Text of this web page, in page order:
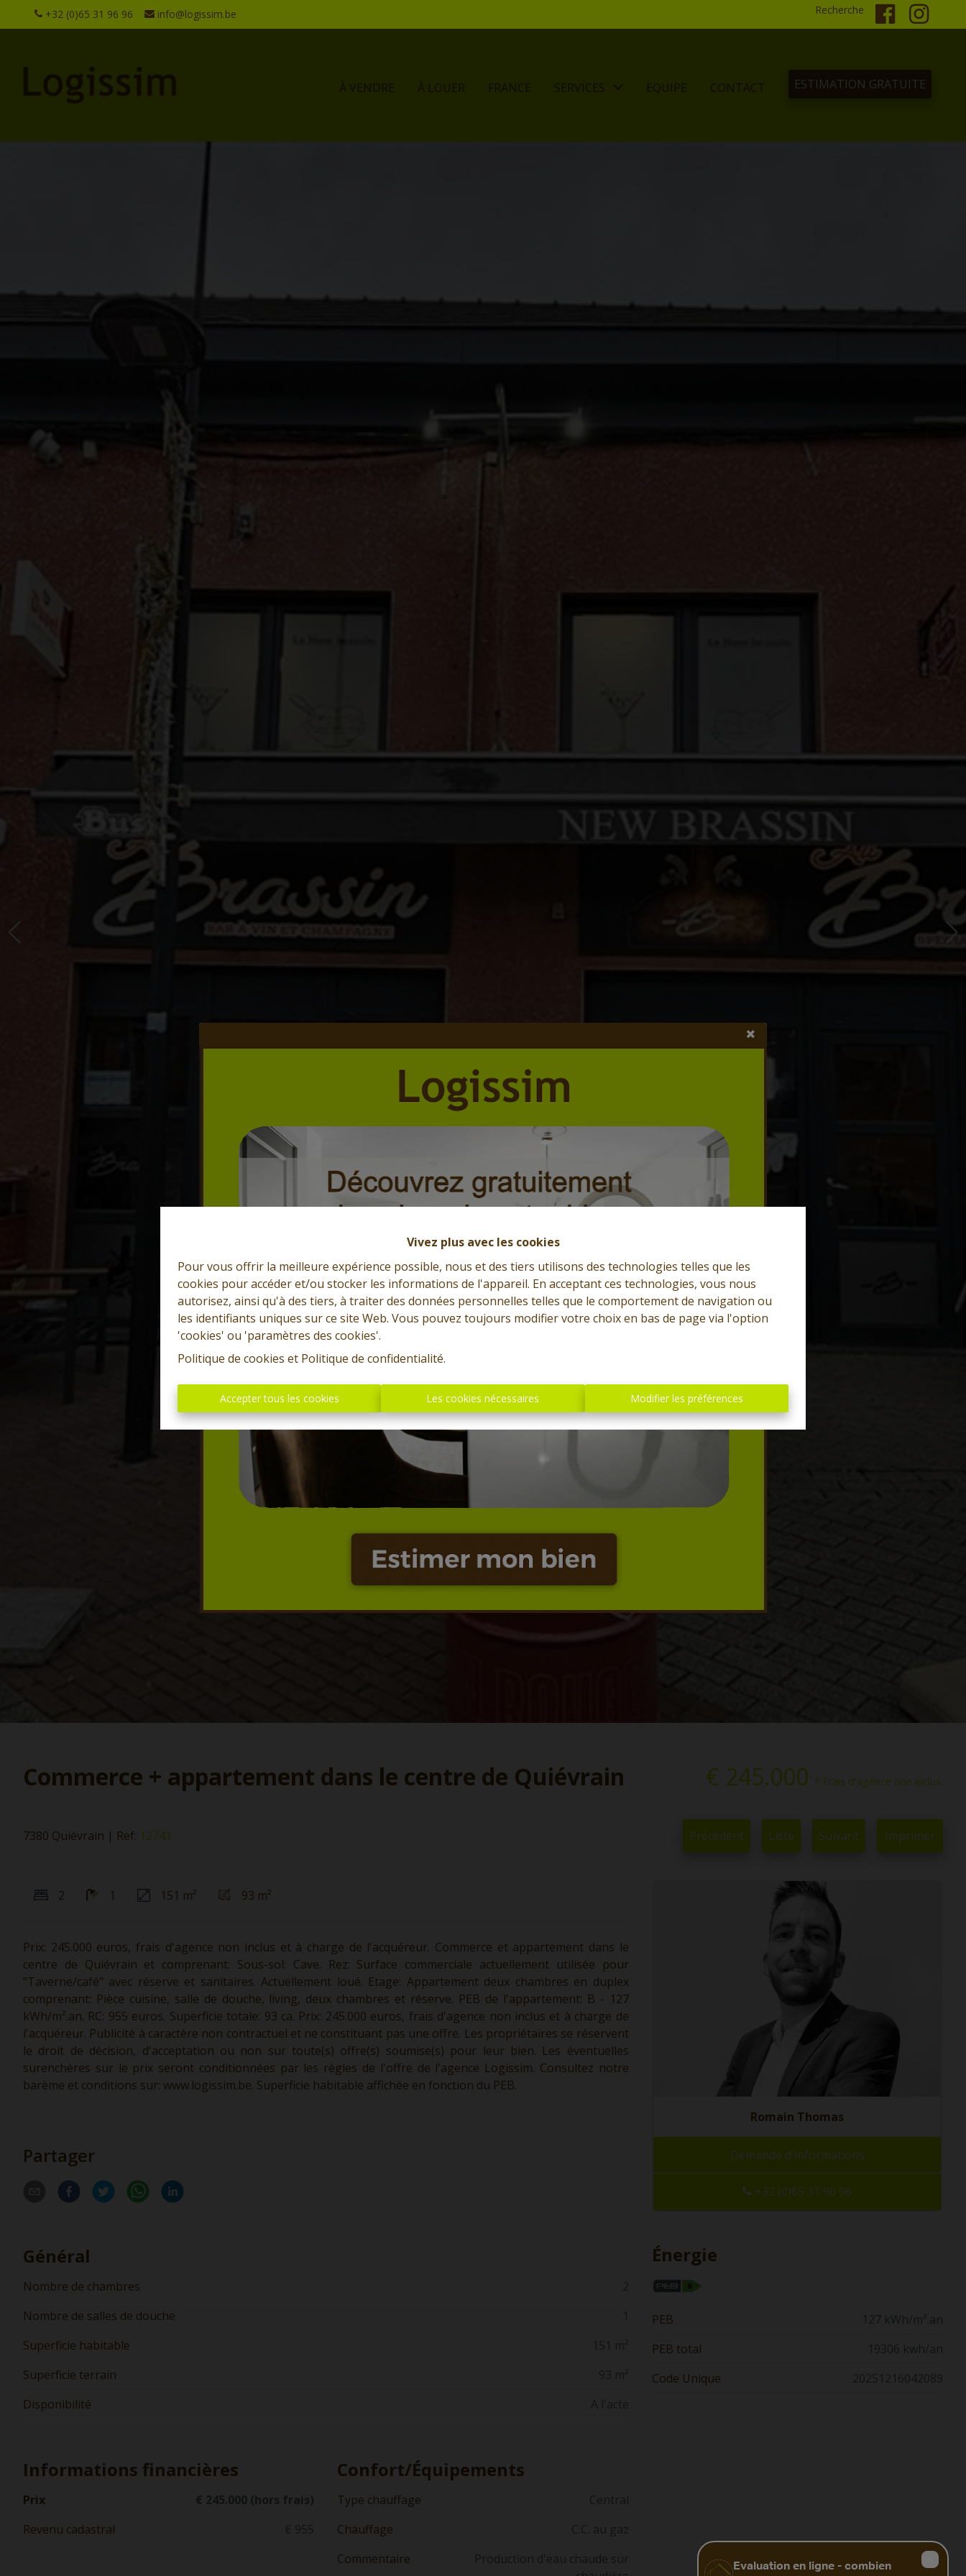
Vivez plus avec les cookies
Pour vous offrir la meilleure expérience possible, nous et des tiers utilisons des technologies telles que les
cookies pour accéder et/ou stocker les informations de l'appareil. En acceptant ces technologies, vous nous
autorisez, ainsi qu'à des tiers, à traiter des données personnelles telles que le comportement de navigation ou
les identifiants uniques sur ce site Web. Vous pouvez toujours modifier votre choix en bas de page via l'option
'cookies' ou 'paramètres des cookies'.
Politique de cookies et Politique de confidentialité.
Accepter tous les cookies Les cookies nécessaires Modifier les préférences
+32 (0)65 31 96 96 info@logissim.be Recherche
À VENDRE À LOUER FRANCE SERVICES EQUIPE CONTACT ESTIMATION GRATUITE
Commerce + appartement dans le centre de Quiévrain € 245.000 * Frais d'agence non inclus.
7380 Quiévrain | Ref: 12741 Précédent Liste Suivant Imprimer
2 1 151 m² 93 m²
Prix: 245.000 euros, frais d'agence non inclus et à charge de l'acquéreur. Commerce et appartement dans le
centre de Quiévrain et comprenant: Sous-sol: Cave. Rez: Surface commerciale actuellement utilisée pour
"Taverne/café" avec réserve et sanitaires. Actuellement loué. Etage: Appartement deux chambres en duplex
comprenant: Pièce cuisine, salle de douche, living, deux chambres et réserve. PEB de l'appartement: B - 127
kWh/m².an. RC: 955 euros. Superficie totale: 93 ca. Prix: 245.000 euros, frais d'agence non inclus et à charge de
l'acquéreur. Publicité à caractère non contractuel et ne constituant pas une offre. Les propriétaires se réservent
le droit de décision, d'acceptation ou non sur toute(s) offre(s) soumise(s) pour leur bien. Les éventuelles
surenchères sur le prix seront conditionnées par les règles de l'offre de l'agence Logissim. Consultez notre
barème et conditions sur: www.logissim.be. Superficie habitable affichée en fonction du PEB.
Partager
Général
Nombre de chambres
2
Nombre de salles de douche
1
Superficie habitable
151 m²
Superficie terrain
93 m²
Disponibilité
A l'acte
Informations financières
Prix
€ 245.000 (hors frais)
Revenu cadastral
€ 955
Confort/Équipements
Type chauffage
Central
Chauffage
C.C. au gaz
Commentaire
Production d'eau chaude sur
Romain Thomas
Demande d'informations
+32 (0)65 31 96 96
Énergie
PEB
127 kWh/m².an
PEB total
19306 kwh/an
Code Unique
20251216042089